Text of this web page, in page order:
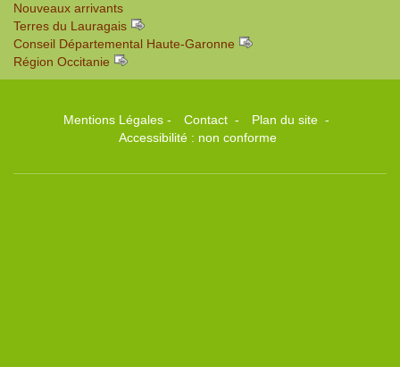
Nouveaux arrivants
Terres du Lauragais
Conseil Départemental Haute-Garonne
Région Occitanie
Mentions Légales- Contact - Plan du site -
Accessibilité : non conforme